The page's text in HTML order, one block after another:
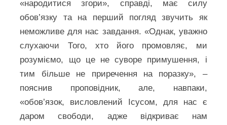
«народитися згори», справді, має силу
обов’язку та на перший погляд звучить як
неможливе для нас завдання. «Однак, уважно
слухаючи Того, хто його промовляє, ми
розуміємо, що це не суворе примушення, і
тим більше не приречення на поразку», –
пояснив проповідник, але, навпаки,
«обов’язок, висловлений Ісусом, для нас є
даром свободи, адже відкриває нам